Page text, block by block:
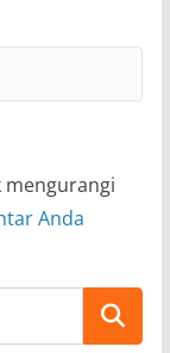
mengurangi
Anda